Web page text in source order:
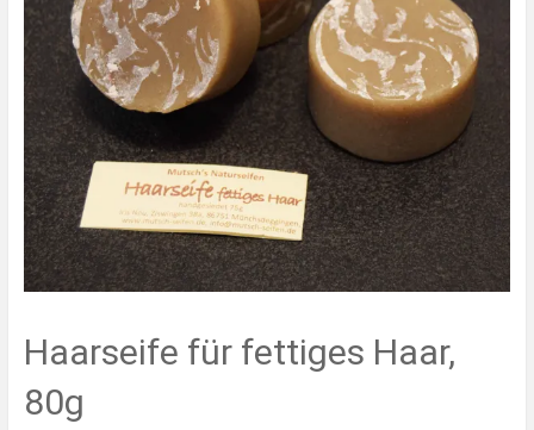
Haarseife für fettiges Haar,
80g